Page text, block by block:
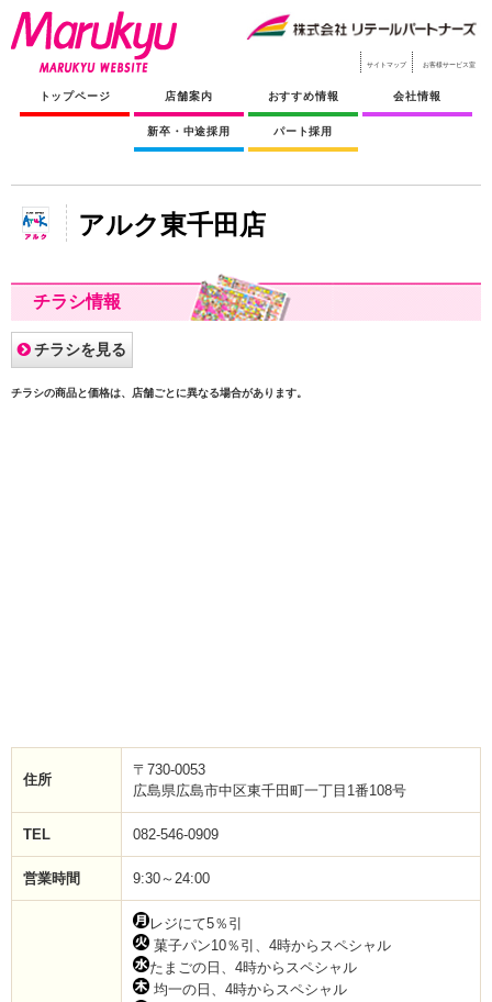
サイトマップ お客様サービス室
トップページ 店舗案内 おすすめ情報 会社情報
新卒・中途採用 パート採用
アルク東千田店
チラシ情報
チラシを見る
チラシの商品と価格は、店舗ごとに異なる場合があります。
住所
〒730-0053
広島県広島市中区東千田町一丁目1番108号
TEL 082-546-0909
営業時間 9:30～24:00
レジにて5％引
菓子パン10％引、4時からスペシャル
たまごの日、4時からスペシャル
均一の日、4時からスペシャル